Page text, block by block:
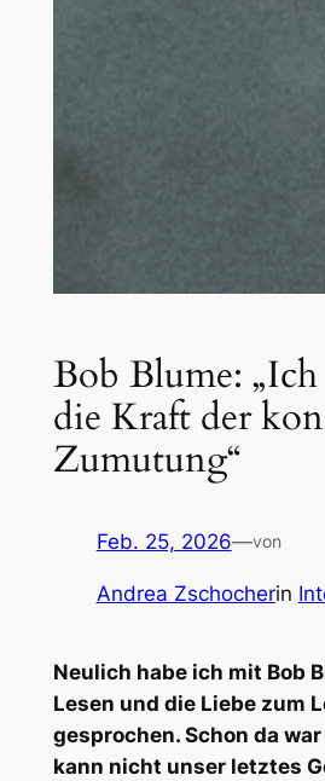
Bob Blume:
die Kraft der
Zumutung“
Feb. 25, 2026—von
Andrea Zschocherin
Neulich habe ich mit Bob
Lesen und die Liebe zum
gesprochen. Schon da
kann nicht unser letztes